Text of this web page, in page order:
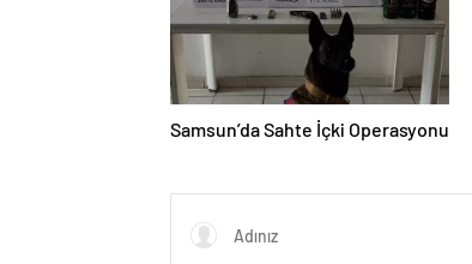
Samsun’da Sahte İçki Operasyonu